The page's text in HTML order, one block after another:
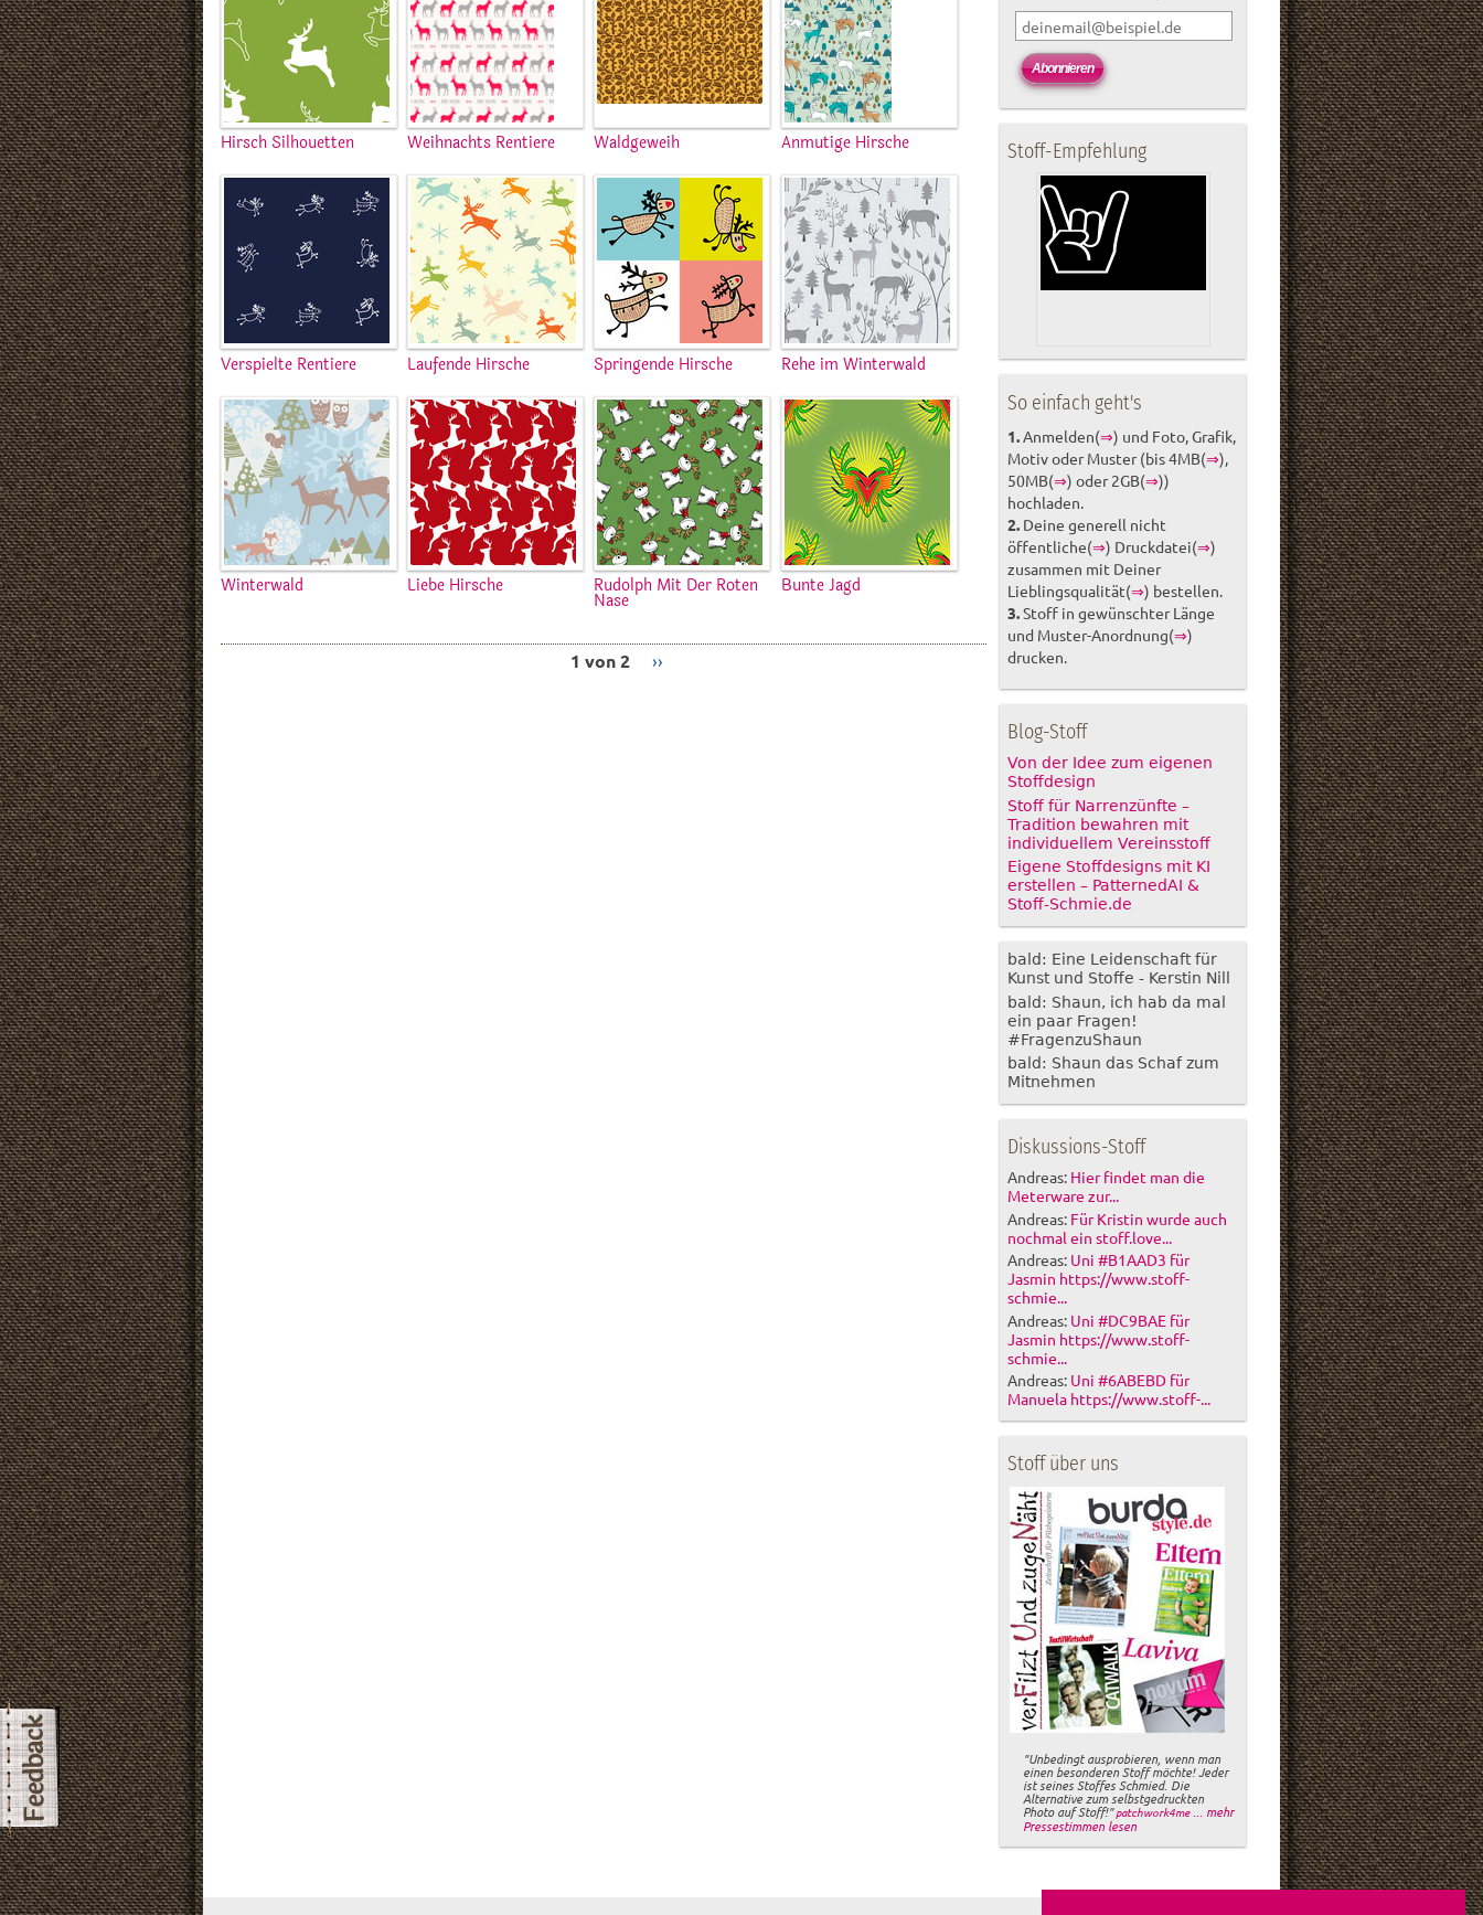
Hirsch Silhouetten Weihnachts Rentiere Waldgeweih Anmutige Hirsche
Verspielte Rentiere Laufende Hirsche Springende Hirsche Rehe im Winterwald
Winterwald Liebe Hirsche Rudolph Mit Der Roten
Nase
Bunte Jagd
1 von 2 ››
Stoff-Empfehlung
So einfach geht's
1.Anmelden(⇒) und Foto, Grafik,
Motiv oder Muster (bis 4MB(⇒),
50MB(⇒) oder 2GB(⇒))
hochladen.
2. Deine generell nicht
öffentliche(⇒) Druckdatei(⇒)
zusammen mit Deiner
Lieblingsqualität(⇒) bestellen.
3.Stoff in gewünschter Länge
und Muster-Anordnung(⇒)
drucken.
Blog-Stoff
Von der Idee zum eigenen
Stoffdesign
Stoff für Narrenzünfte –
Tradition bewahren mit
individuellem Vereinsstoff
Eigene Stoffdesigns mit KI
erstellen – PatternedAI &
Stoff-Schmie.de
bald: Eine Leidenschaft für
Kunst und Stoffe - Kerstin Nill
bald: Shaun, ich hab da mal
ein paar Fragen!
#FragenzuShaun
bald: Shaun das Schaf zum
Mitnehmen
Diskussions-Stoff
Andreas: Hier findet man die
Meterware zur...
Andreas: Für Kristin wurde auch
nochmal ein stoff.love...
Andreas: Uni #B1AAD3 für
Jasmin https://www.stoff-
schmie...
Andreas: Uni #DC9BAE für
Jasmin https://www.stoff-
schmie...
Andreas: Uni #6ABEBD für
Manuela https://www.stoff-...
Stoff über uns
"Unbedingt ausprobieren, wenn man
einen besonderen Stoff möchte! Jeder
ist seines Stoffes Schmied. Die
Alternative zum selbstgedruckten
Photo auf Stoff!"patchwork4me ... mehr
Pressestimmen lesen